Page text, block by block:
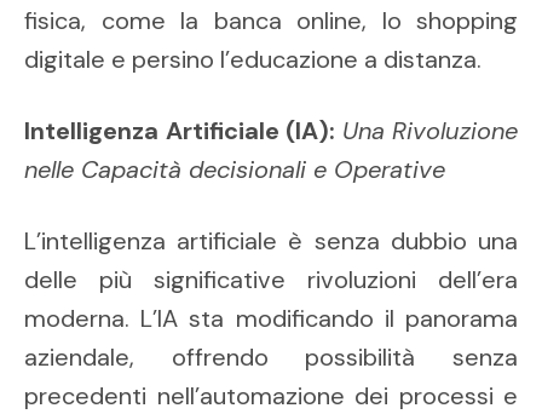
fisica, come la banca online, lo shopping
digitale e persino l’educazione a distanza.
Intelligenza Artificiale (IA): Una Rivoluzione
nelle Capacità decisionali e Operative
L’intelligenza artificiale è senza dubbio una
delle più significative rivoluzioni dell’era
moderna. L’IA sta modificando il panorama
aziendale, offrendo possibilità senza
precedenti nell’automazione dei processi e